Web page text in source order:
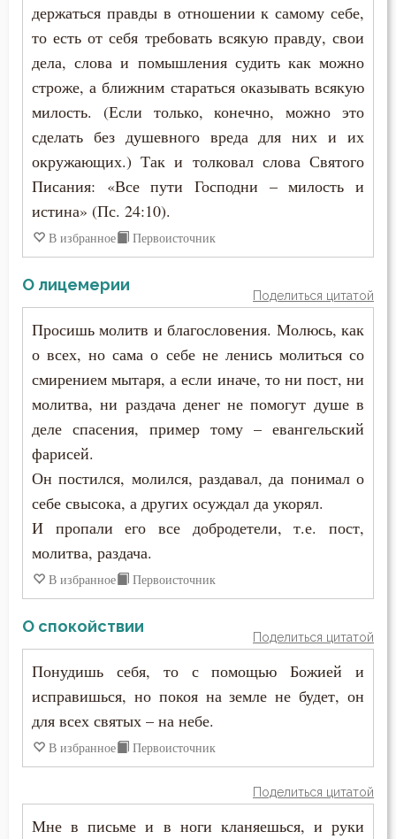
Молчание
Монастырь
Мужество
Надежда
Наказание
Насмешка
Начальство
Нерадение
Обида
Обличение
Оправдание себя
Отчаяние
Очищение
Плач
Плоть
Иустин (Попович)
Иустин Философ
Каллист Ангеликуд
Киприан Карфагенский
Кирилл Александрийский
Климент Римский
Лев Оптинский (Наголкин)
Лука (Войно-Ясенецкий)
Макарий Великий
Макарий Оптинский (Иванов)
Максим Исповедник
Марк Подвижник
Марк Эфесский
Мефодий Олимпийский
Митрофан Воронежский
Нектарий Оптинский (Тихонов)
держаться правды в отношении к самому себе,
то есть от себя требовать всякую правду, свои
дела, слова и помышления судить как можно
строже, а ближним стараться оказывать всякую
милость. (Если только, конечно, можно это
сделать без душевного вреда для них и их
окружающих.) Так и толковал слова Святого
Писания: «Все пути Господни – милость и
истина» (Пс. 24:10).
В избранное Первоисточник
О лицемерии
Поделиться цитатой
Просишь молитв и благословения. Молюсь, как
о всех, но сама о себе не ленись молиться со
смирением мытаря, а если иначе, то ни пост, ни
молитва, ни раздача денег не помогут душе в
деле спасения, пример тому – евангельский
фарисей.
Он постился, молился, раздавал, да понимал о
себе свысока, а других осуждал да укорял.
И пропали его все добродетели, т.е. пост,
молитва, раздача.
В избранное Первоисточник
О спокойствии
Поделиться цитатой
Понудишь себя, то с помощью Божией и
исправишься, но покоя на земле не будет, он
для всех святых – на небе.
В избранное Первоисточник
Поделиться цитатой
Мне в письме и в ноги кланяешься, и руки